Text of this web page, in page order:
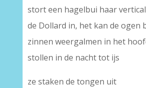
stort een hagelbui haar
de Dollard in, het kan de ogen
zinnen weergalmen in het
stollen in de nacht tot ijs
ze staken de tongen uit